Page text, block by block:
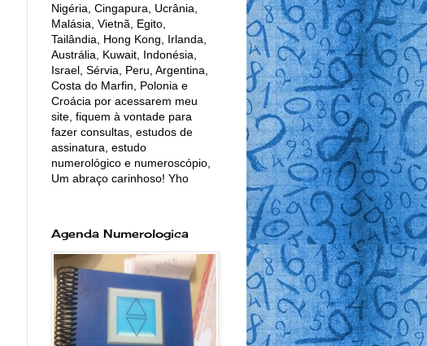
Nigéria, Cingapura, Ucrânia,
Malásia, Vietnã, Egito,
Tailândia, Hong Kong, Irlanda,
Austrália, Kuwait, Indonésia,
Israel, Sérvia, Peru, Argentina,
Costa do Marfin, Polonia e
Croácia por acessarem meu
site, fiquem à vontade para
fazer consultas, estudos de
assinatura, estudo
numerológico e numeroscópio,
Um abraço carinhoso! Yho
Agenda Numerologica